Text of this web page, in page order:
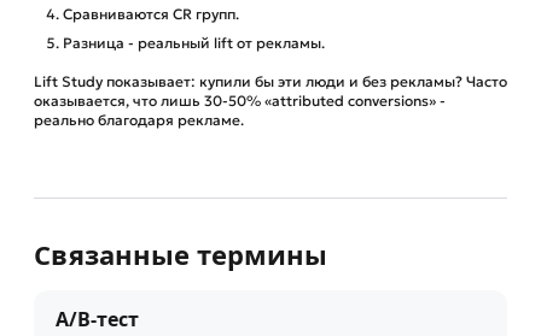
Сравниваются CR групп.
Разница - реальный lift от рекламы.
Lift Study показывает: купили бы эти люди и без рекламы? Часто
оказывается, что лишь 30-50% «attributed conversions» -
реально благодаря рекламе.
Связанные термины
A/B-тест